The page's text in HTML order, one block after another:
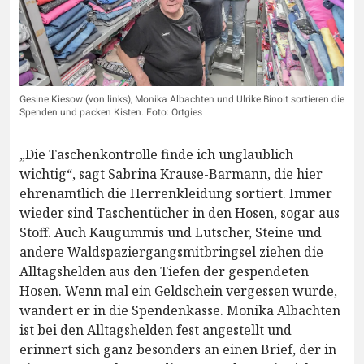
Gesine Kiesow (von links), Monika Albachten und Ulrike Binoit sortieren die
Spenden und packen Kisten. Foto: Ortgies
„Die Taschenkontrolle finde ich unglaublich
wichtig“, sagt Sabrina Krause-Barmann, die hier
ehrenamtlich die Herrenkleidung sortiert. Immer
wieder sind Taschentücher in den Hosen, sogar aus
Stoff. Auch Kaugummis und Lutscher, Steine und
andere Waldspaziergangsmitbringsel ziehen die
Alltagshelden aus den Tiefen der gespendeten
Hosen. Wenn mal ein Geldschein vergessen wurde,
wandert er in die Spendenkasse. Monika Albachten
ist bei den Alltagshelden fest angestellt und
erinnert sich ganz besonders an einen Brief, der in